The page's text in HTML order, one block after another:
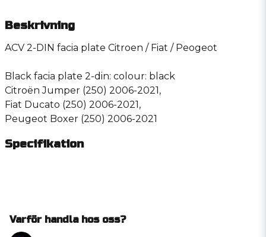
Beskrivning
ACV 2-DIN facia plate Citroen / Fiat / Peogeot
Black facia plate 2-din: colour: black
Citroën Jumper (250) 2006-2021,
Fiat Ducato (250) 2006-2021,
Peugeot Boxer (250) 2006-2021
Specifikation
Varför handla hos oss?